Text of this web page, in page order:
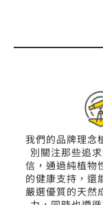
我們的品牌理念
別關注那些追
信，通過純植物
的健康支持，還
嚴選優質的天然